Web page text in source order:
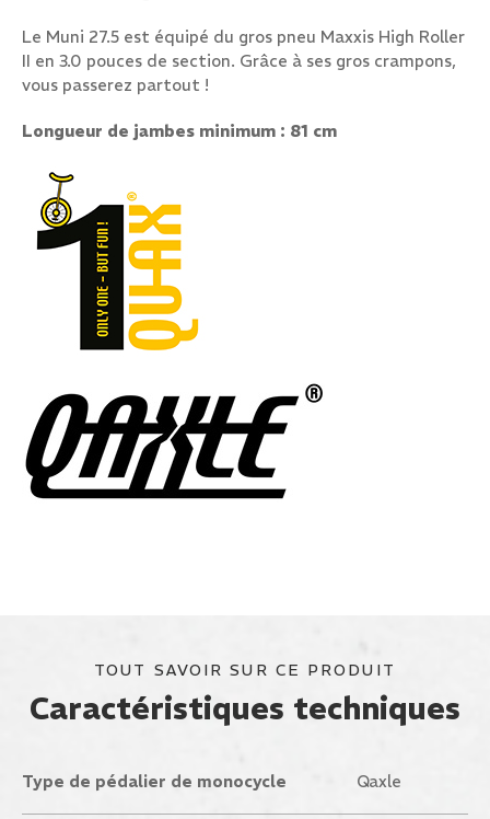
Le Muni 27.5 est équipé du gros pneu Maxxis High Roller
II en 3.0 pouces de section. Grâce à ses gros crampons,
vous passerez partout !
Longueur de jambes minimum : 81 cm
TOUT SAVOIR SUR CE PRODUIT
Caractéristiques techniques
Type de pédalier de monocycle Qaxle